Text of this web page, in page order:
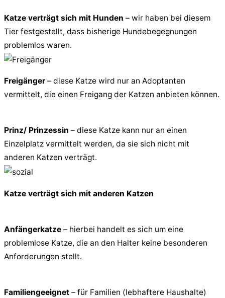
Katze verträgt sich mit Hunden – wir haben bei diesem
Tier festgestellt, dass bisherige Hundebegegnungen
problemlos waren.
Freigänger – diese Katze wird nur an Adoptanten
vermittelt, die einen Freigang der Katzen anbieten können.
Prinz/ Prinzessin – diese Katze kann nur an einen
Einzelplatz vermittelt werden, da sie sich nicht mit
anderen Katzen verträgt.
Katze verträgt sich mit anderen Katzen
Anfängerkatze – hierbei handelt es sich um eine
problemlose Katze, die an den Halter keine besonderen
Anforderungen stellt.
Familiengeeignet – für Familien (lebhaftere Haushalte)